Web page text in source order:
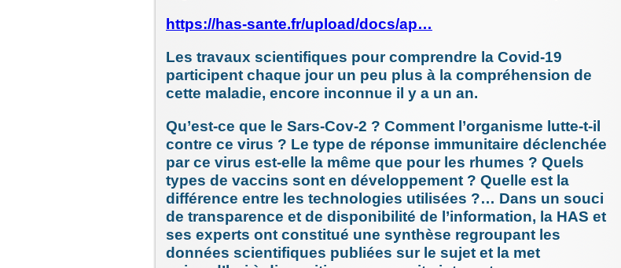
https://has-sante.fr/upload/docs/ap…
Les travaux scientifiques pour comprendre la Covid-19
participent chaque jour un peu plus à la compréhension de
cette maladie, encore inconnue il y a un an.
Qu’est-ce que le Sars-Cov-2 ? Comment l’organisme lutte-t-il
contre ce virus ? Le type de réponse immunitaire déclenchée
par ce virus est-elle la même que pour les rhumes ? Quels
types de vaccins sont en développement ? Quelle est la
différence entre les technologies utilisées ?… Dans un souci
de transparence et de disponibilité de l’information, la HAS et
ses experts ont constitué une synthèse regroupant les
données scientifiques publiées sur le sujet et la met